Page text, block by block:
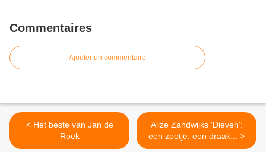
Commentaires
Ajouter un commentaire
< Het beste van Jan de
Roek
Alize Zandwijks 'Dieven':
een zootje, een draak... >